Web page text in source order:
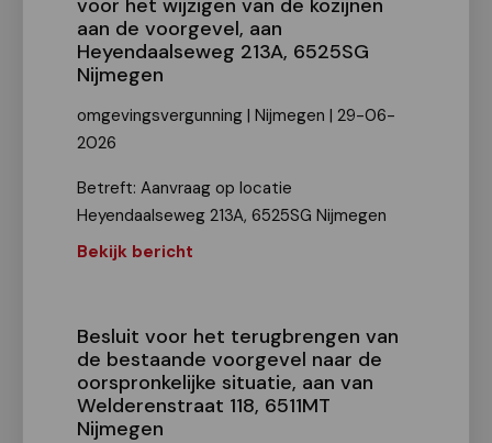
voor het wijzigen van de kozijnen
aan de voorgevel, aan
Heyendaalseweg 213A, 6525SG
Nijmegen
omgevingsvergunning | Nijmegen | 29-06-
2026
Betreft: Aanvraag op locatie
Heyendaalseweg 213A, 6525SG Nijmegen
Bekijk bericht
Besluit voor het terugbrengen van
de bestaande voorgevel naar de
oorspronkelijke situatie, aan van
Welderenstraat 118, 6511MT
Nijmegen